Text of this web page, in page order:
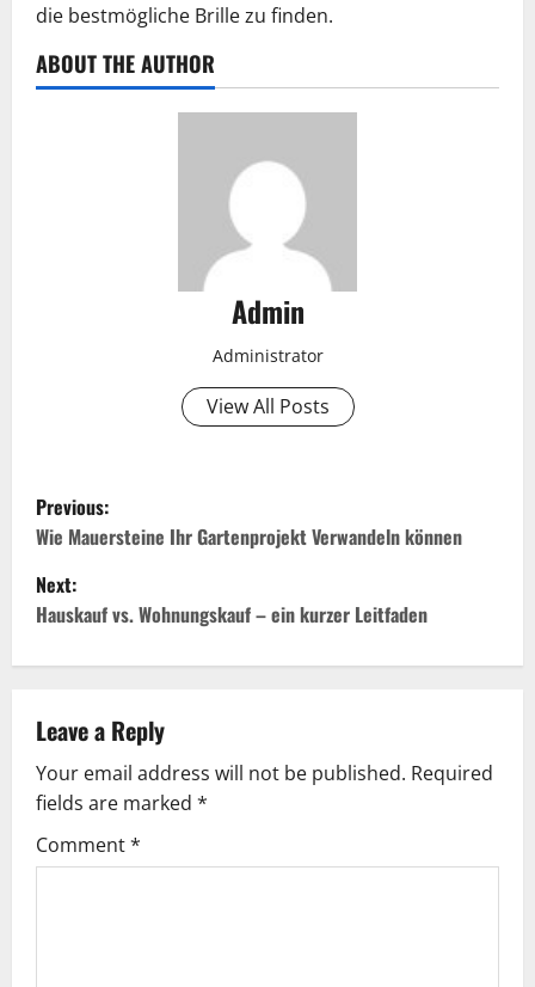
die bestmögliche Brille zu finden.
ABOUT THE AUTHOR
Admin
Administrator
View All Posts
P
o
s
a
v
i
Previous:
Wie Mauersteine Ihr Gartenprojekt Verwandeln können
Next:
Hauskauf vs. Wohnungskauf – ein kurzer Leitfaden
Leave a Reply
Your email address will not be published. Required
fields are marked *
Comment*